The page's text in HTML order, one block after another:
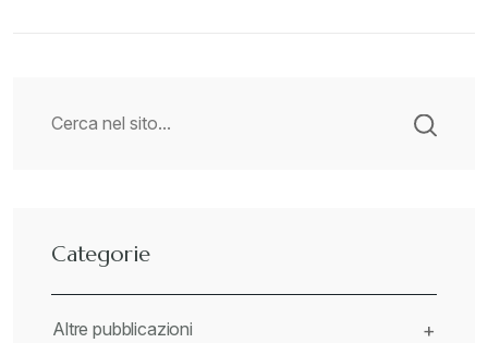
Categorie
Altre pubblicazioni +